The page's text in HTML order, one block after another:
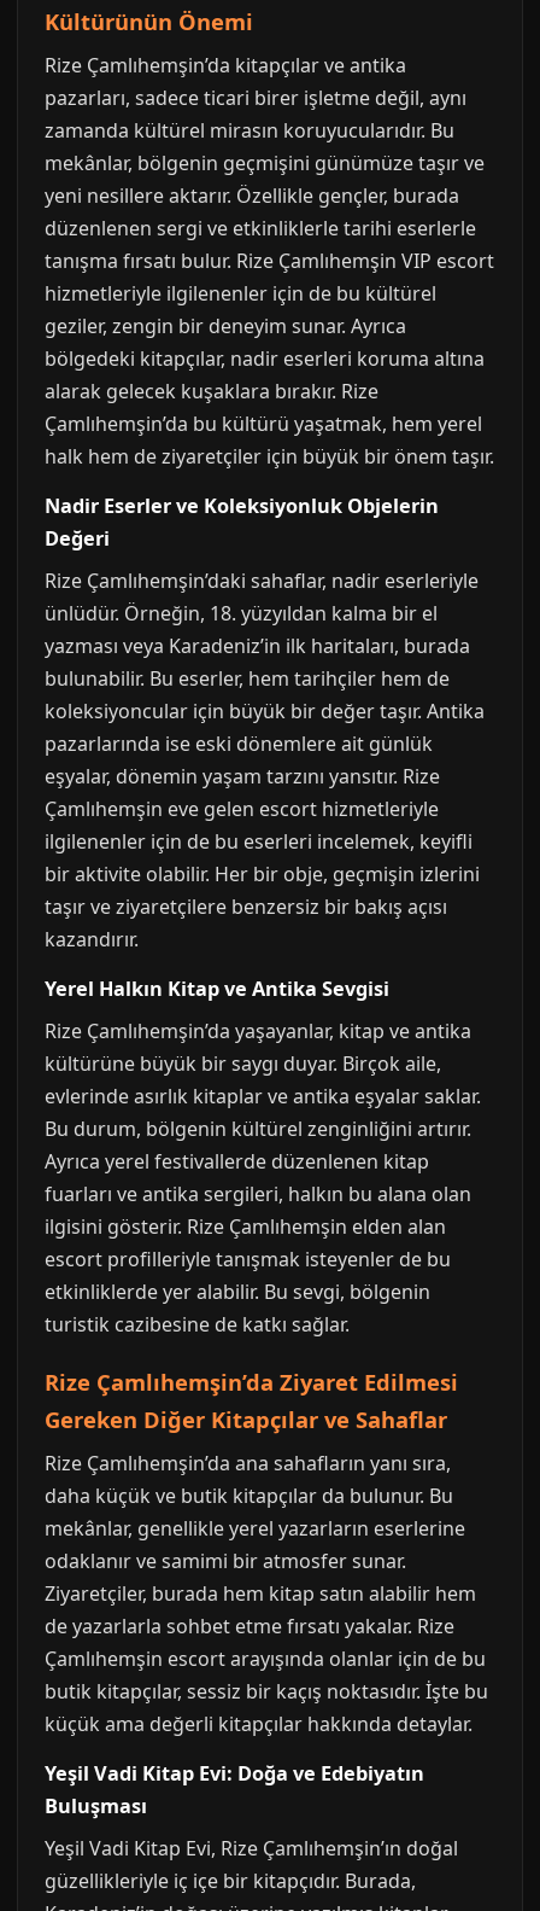
Kültürünün Önemi
Rize Çamlıhemşin’da kitapçılar ve antika
pazarları, sadece ticari birer işletme değil, aynı
zamanda kültürel mirasın koruyucularıdır. Bu
mekânlar, bölgenin geçmişini günümüze taşır ve
yeni nesillere aktarır. Özellikle gençler, burada
düzenlenen sergi ve etkinliklerle tarihi eserlerle
tanışma fırsatı bulur. Rize Çamlıhemşin VIP escort
hizmetleriyle ilgilenenler için de bu kültürel
geziler, zengin bir deneyim sunar. Ayrıca
bölgedeki kitapçılar, nadir eserleri koruma altına
alarak gelecek kuşaklara bırakır. Rize
Çamlıhemşin’da bu kültürü yaşatmak, hem yerel
halk hem de ziyaretçiler için büyük bir önem taşır.
Nadir Eserler ve Koleksiyonluk Objelerin
Değeri
Rize Çamlıhemşin’daki sahaflar, nadir eserleriyle
ünlüdür. Örneğin, 18. yüzyıldan kalma bir el
yazması veya Karadeniz’in ilk haritaları, burada
bulunabilir. Bu eserler, hem tarihçiler hem de
koleksiyoncular için büyük bir değer taşır. Antika
pazarlarında ise eski dönemlere ait günlük
eşyalar, dönemin yaşam tarzını yansıtır. Rize
Çamlıhemşin eve gelen escort hizmetleriyle
ilgilenenler için de bu eserleri incelemek, keyifli
bir aktivite olabilir. Her bir obje, geçmişin izlerini
taşır ve ziyaretçilere benzersiz bir bakış açısı
kazandırır.
Yerel Halkın Kitap ve Antika Sevgisi
Rize Çamlıhemşin’da yaşayanlar, kitap ve antika
kültürüne büyük bir saygı duyar. Birçok aile,
evlerinde asırlık kitaplar ve antika eşyalar saklar.
Bu durum, bölgenin kültürel zenginliğini artırır.
Ayrıca yerel festivallerde düzenlenen kitap
fuarları ve antika sergileri, halkın bu alana olan
ilgisini gösterir. Rize Çamlıhemşin elden alan
escort profilleriyle tanışmak isteyenler de bu
etkinliklerde yer alabilir. Bu sevgi, bölgenin
turistik cazibesine de katkı sağlar.
Rize Çamlıhemşin’da Ziyaret Edilmesi
Gereken Diğer Kitapçılar ve Sahaflar
Rize Çamlıhemşin’da ana sahafların yanı sıra,
daha küçük ve butik kitapçılar da bulunur. Bu
mekânlar, genellikle yerel yazarların eserlerine
odaklanır ve samimi bir atmosfer sunar.
Ziyaretçiler, burada hem kitap satın alabilir hem
de yazarlarla sohbet etme fırsatı yakalar. Rize
Çamlıhemşin escort arayışında olanlar için de bu
butik kitapçılar, sessiz bir kaçış noktasıdır. İşte bu
küçük ama değerli kitapçılar hakkında detaylar.
Yeşil Vadi Kitap Evi: Doğa ve Edebiyatın
Buluşması
Yeşil Vadi Kitap Evi, Rize Çamlıhemşin’ın doğal
güzellikleriyle iç içe bir kitapçıdır. Burada,